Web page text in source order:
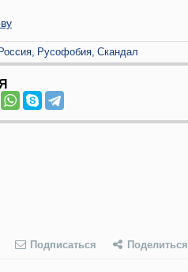
Русофобия Скандал
Подписаться Поделиться